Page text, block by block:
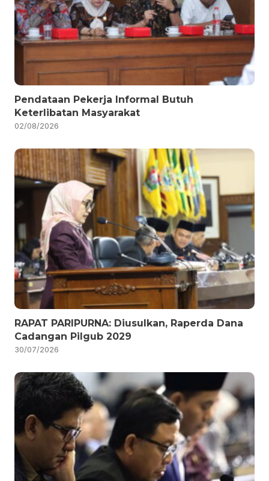
Pendataan Pekerja Informal Butuh
Keterlibatan Masyarakat
02/08/2026
RAPAT PARIPURNA: Diusulkan, Raperda Dana
Cadangan Pilgub 2029
30/07/2026